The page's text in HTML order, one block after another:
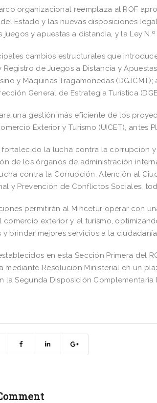
organizacional reemplaza al ROF
Estado y las nuevas disposiciones
y apuestas a distancia, y la Ley
cambios estructurales que
Registro de Juegos a Distancia y
y Máquinas Tragamonedas
General de Estrategia Turística
una gestión más eficiente de los
Exterior y Turismo (UICET), antes
fortalecido la lucha contra la corrupción
de los órganos de administración
contra la Corrupción, Atención al
y Prevención de Conflictos Sociales,
permitirán al Mincetur operar con
comercio exterior y el turismo,
y brindar mejores servicios a la
en esta Sección Primera del
mediante Resolución Ministerial en un
la Segunda Disposición Complementaria